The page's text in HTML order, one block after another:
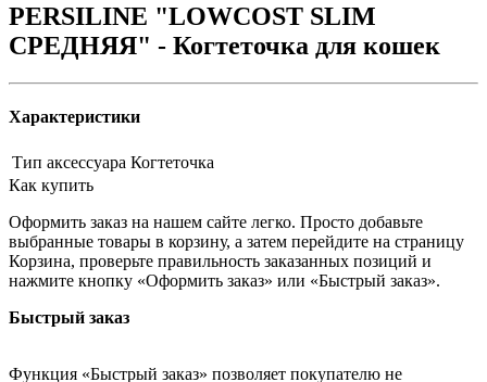
PERSILINE "LOWCOST SLIM
СРЕДНЯЯ" - Когтеточка для кошек
Характеристики
Тип аксессуара Когтеточка
Как купить
Оформить заказ на нашем сайте легко. Просто добавьте
выбранные товары в корзину, а затем перейдите на страницу
Корзина, проверьте правильность заказанных позиций и
нажмите кнопку «Оформить заказ» или «Быстрый заказ».
Быстрый заказ
Функция «Быстрый заказ» позволяет покупателю не